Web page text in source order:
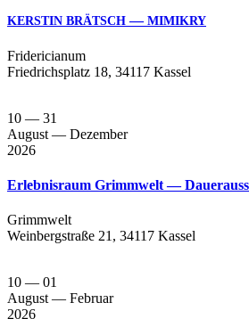
KERSTIN BRÄTSCH—MIMIKRY
Fri­de­ri­cia­num
Fried­richs­platz 18, 34117 Kassel
10 — 31
August — Dezember
2026
Erlebnisraum Grimmwelt —
Grimm­welt
Wein­berg­stra­ße 21, 34117 Kassel
10 — 01
August — Februar
2026